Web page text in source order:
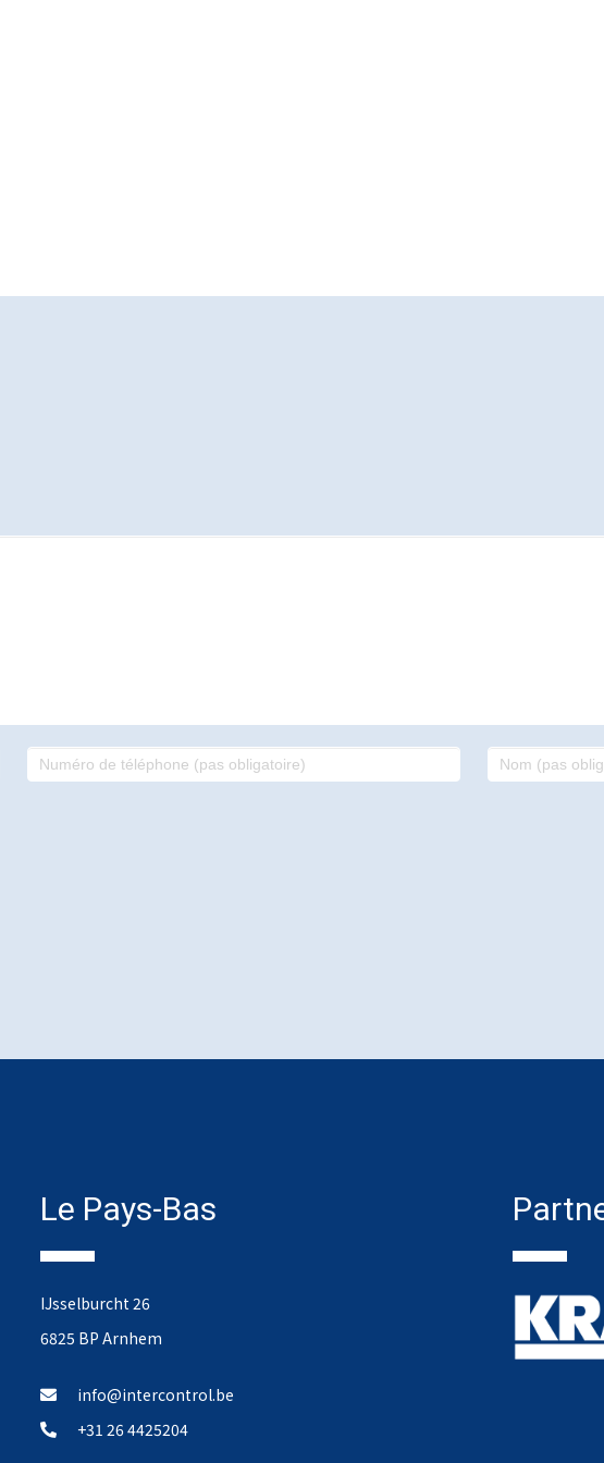
Le Pays-Bas
IJsselburcht 26
6825 BP Arnhem
info@intercontrol.be
+31 26 4425204